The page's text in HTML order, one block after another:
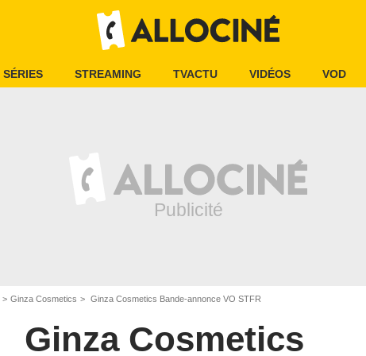
SÉRIES STREAMING TVACTU VIDÉOS VOD
Ginza Cosmetics Ginza Cosmetics Bande-annonce VO STFR
Ginza Cosmetics